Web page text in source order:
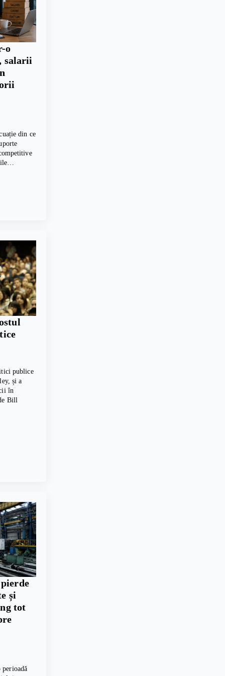
o
salarii
din ce
publice
și a
în
Bill
și
tot
perioadă